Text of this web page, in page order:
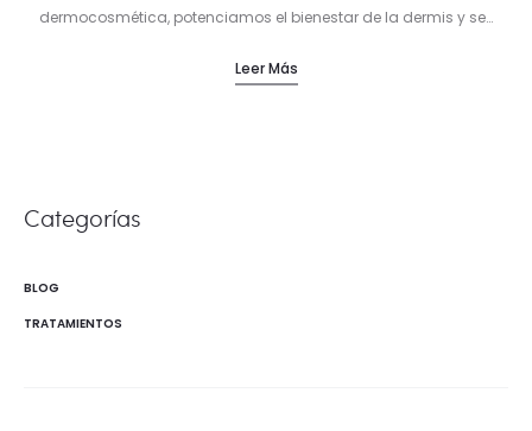
dermocosmética, potenciamos el bienestar de la dermis y se…
Leer Más
Categorías
BLOG
TRATAMIENTOS